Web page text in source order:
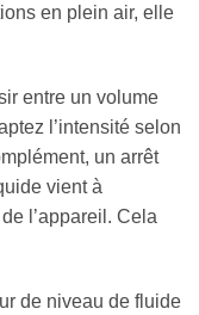
en plein air, elle
entre un volume
l’intensité selon
un arrêt
vient à
l’appareil. Cela
de niveau de fluide